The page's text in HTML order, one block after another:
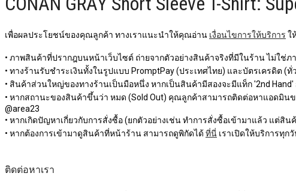
เพื่อผลประโยชน์ของคุณลูกค้า ทางเราแนะนำให้คุณอ่าน เงื่อนไขการให้บริการ ใ
• ภาพสินค้าที่ปรากฎบนหน้าเว็บไซต์ ถ่ายจากตัวอย่างสินค้าจริงที่มีในร้าน ไม่ใช่ภ
• ทางร้านรับชำระเงินทั้งในรูปแบบ PromptPay (ประเทศไทย) และบัตรเครดิต (ทั่
• สินค้าส่วนใหญ่ของทางร้านเป็นมือหนึ่ง หากเป็นสินค้ามีสองจะมีแท็ก '2nd
• หากสถานะของสินค้าขึ้นว่า หมด (Sold Out) คุณลูกค้าสามารถติดต่อหาแอดมินข
@area23
• หากเกิดปัญหาเกี่ยวกับการสั่งซื้อ (ยกตัวอย่างเช่น ทำการสั่งซื้อเข้ามาแล้ว แต่
• หากต้องการเข้ามาดูสินค้าที่หน้าร้าน สามารถดูพิกัดได้ ที่นี่ เราเปิดให้บริการทุก
ติดต่อหาเรา